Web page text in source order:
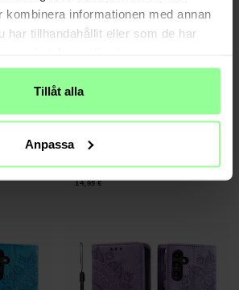
kombinera informationen med annan
har tillhandahållit eller som de har
Tillåt alla
Anpassa
Wieder auf Lager 2026-08-18
Samsung Galaxy A16 Handytasche
14,95 €